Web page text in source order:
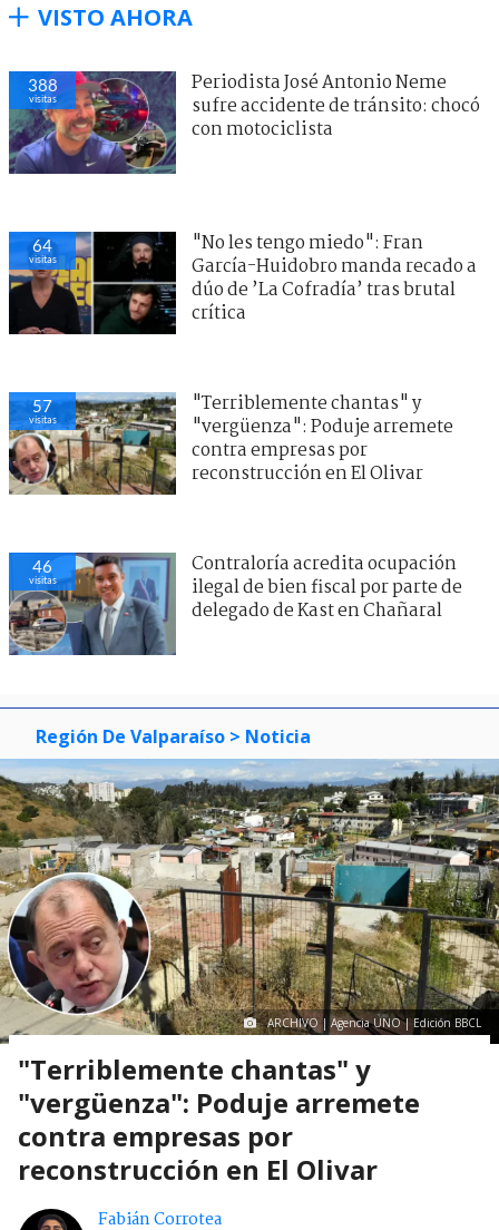
VISTO AHORA
388
visitas
Periodista José Antonio Neme
sufre accidente de tránsito: chocó
con motociclista
64
visitas
"No les tengo miedo": Fran
García-Huidobro manda recado a
dúo de ’La Cofradía’ tras brutal
crítica
57
visitas
"Terriblemente chantas" y
"vergüenza": Poduje arremete
contra empresas por
reconstrucción en El Olivar
46
visitas
Contraloría acredita ocupación
ilegal de bien fiscal por parte de
delegado de Kast en Chañaral
Región De Valparaíso > Noticia
ARCHIVO | Agencia UNO | Edición BBCL
"Terriblemente chantas" y
"vergüenza": Poduje arremete
contra empresas por
reconstrucción en El Olivar
Fabián Corrotea